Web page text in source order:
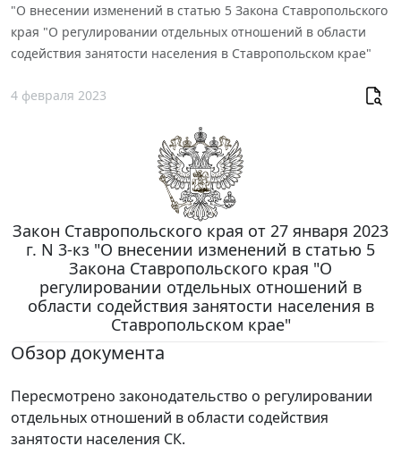
"О внесении изменений в статью 5 Закона Ставропольского
края "О регулировании отдельных отношений в области
содействия занятости населения в Ставропольском крае"
4 февраля 2023
Закон Ставропольского края от 27 января 2023
г. N 3-кз "О внесении изменений в статью 5
Закона Ставропольского края "О
регулировании отдельных отношений в
области содействия занятости населения в
Ставропольском крае"
Обзор документа
Пересмотрено законодательство о регулировании
отдельных отношений в области содействия
занятости населения СК.